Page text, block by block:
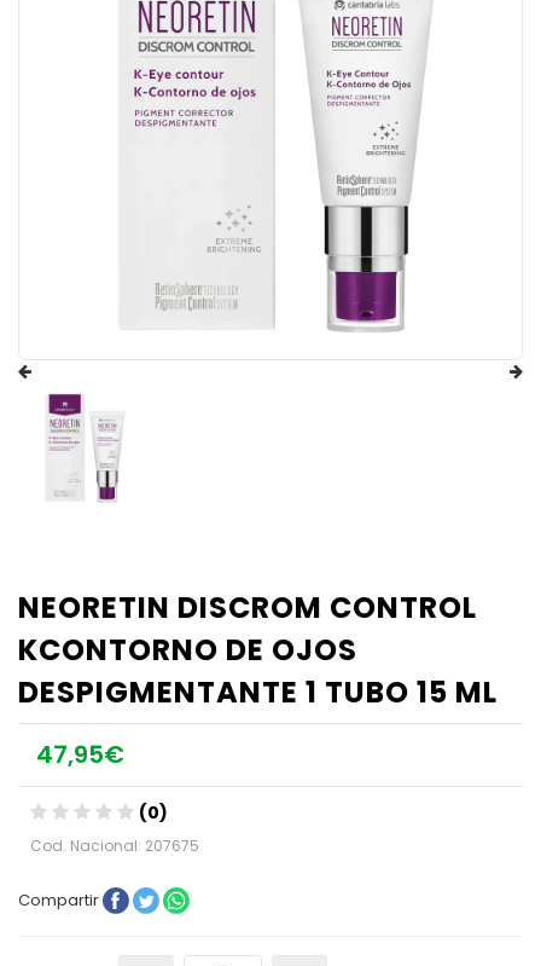
NEORETIN DISCROM CONTROL
KCONTORNO DE OJOS
DESPIGMENTANTE 1 TUBO 15 ML
47,95€
(0)
Cod. Nacional: 207675
Compartir